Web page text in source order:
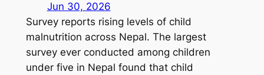
Jun 30, 2026
Survey reports rising levels of child
malnutrition across Nepal. The largest
survey ever conducted among children
under five in Nepal found that child